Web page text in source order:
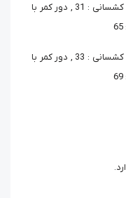
سایز 1 : تا دور سینه : 104 , دور کمر بدون کشسانی : 31 , دور کمر با
سایز 2 : تا دور سینه : 118 , دور کمر بدون کشسانی : 33 , دور کمر با